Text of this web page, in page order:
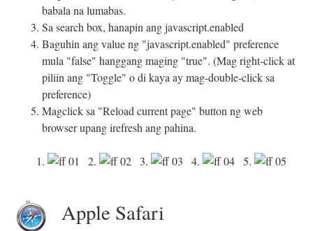
babala na lumabas.
Sa search box, hanapin ang javascript.enabled
Baguhin ang value ng "javascript.enabled" preference
mula "false" hanggang maging "true". (Mag right-click at
piliin ang "Toggle" o di kaya ay mag-double-click sa
preference)
Magclick sa "Reload current page" button ng web
browser upang irefresh ang pahina.
1. 2. 3. 4. 5.
Apple Safari